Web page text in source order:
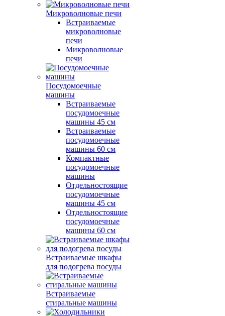
Микроволновые печи
Встраиваемые
микроволновые
печи
Микроволновые
печи
Посудомоечные
машины
Встраиваемые
посудомоечные
машины 45 см
Встраиваемые
посудомоечные
машины 60 см
Компактные
посудомоечные
машины
Отдельностоящие
посудомоечные
машины 45 см
Отдельностоящие
посудомоечные
машины 60 см
Встраиваемые шкафы
для подогрева посуды
Встраиваемые
стиральные машины